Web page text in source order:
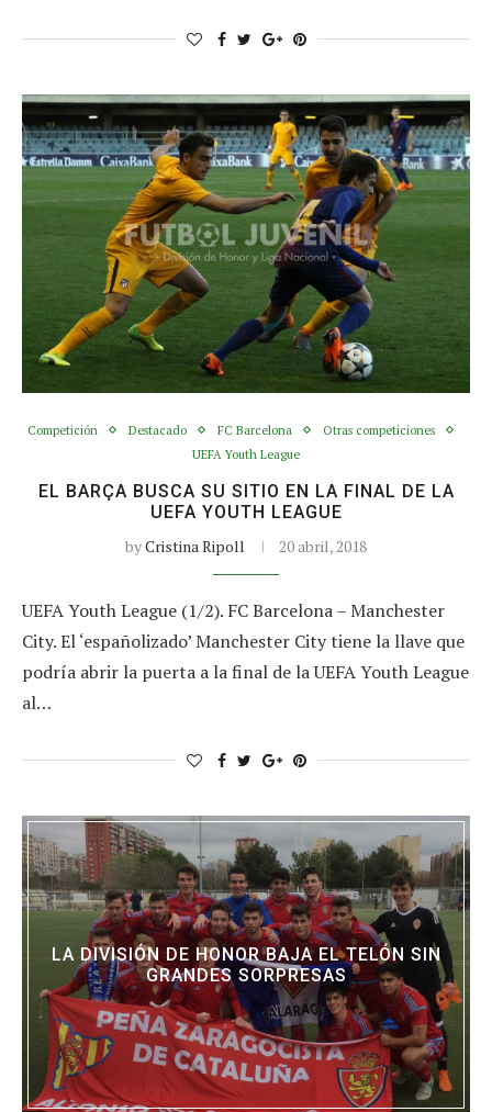
Competición Destacado FC Barcelona
Otras competiciones
UEFA Youth League
EL BARÇA BUSCA SU SITIO EN LA FINAL DE LA
UEFA YOUTH LEAGUE
byCristina Ripoll 20 abril, 2018
UEFA Youth League (1/2). FC Barcelona – Manchester
City. El ‘españolizado’ Manchester City tiene la llave que
podría abrir la puerta a la final de la UEFA Youth League
al…
LA DIVISIÓN DE HONOR BAJA EL TELÓN SIN
GRANDES SORPRESAS